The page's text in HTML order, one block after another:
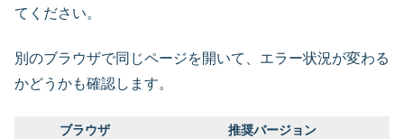
てください。
別のブラウザで同じページを開いて、エラー状況が変わる
かどうかも確認します。
ブラウザ 推奨バージョン